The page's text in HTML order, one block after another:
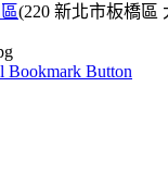
(220 新北市板橋區